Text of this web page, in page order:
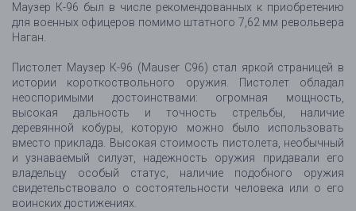
Маузер К-96 был в числе рекомендованных к приобретению
для военных офицеров помимо штатного 7,62 мм револьвера
Наган.
Пистолет Маузер К-96 (Mauser C96) стал яркой страницей в
истории короткоствольного оружия. Пистолет обладал
неоспоримыми достоинствами: огромная мощность,
высокая дальность и точность стрельбы, наличие
деревянной кобуры, которую можно было использовать
вместо приклада. Высокая стоимость пистолета, необычный
и узнаваемый силуэт, надежность оружия придавали его
владельцу особый статус, наличие подобного оружия
свидетельствовало о состоятельности человека или о его
воинских достижениях.